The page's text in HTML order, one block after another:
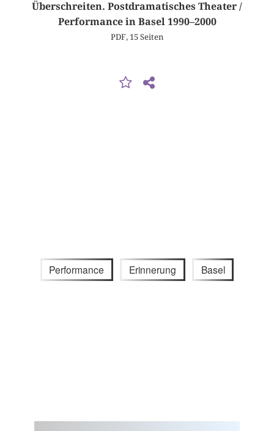
Überschreiten. Postdramatisches Theater /
Performance in Basel 1990–2000
PDF, 15 Seiten
Performance Erinnerung Basel